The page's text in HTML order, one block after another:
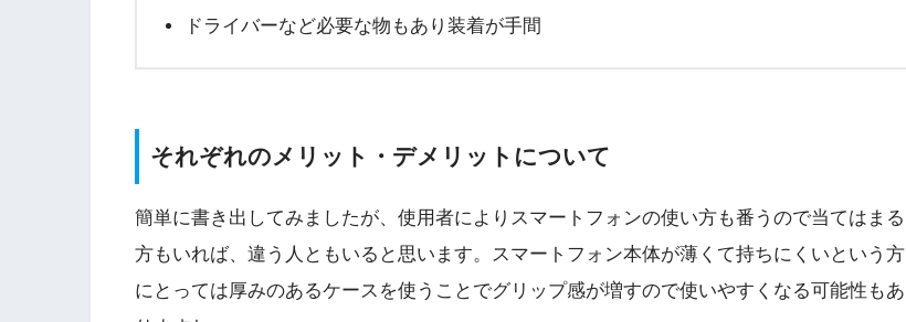
ドライバーなど必要な物もあり装着が手間
それぞれのメリット・デメリットについて
簡単に書き出してみましたが、使用者によりスマートフォンの使い方も番うので当てはまる
方もいれば、違う人ともいると思います。スマートフォン本体が薄くて持ちにくいという方
にとっては厚みのあるケースを使うことでグリップ感が増すので使いやすくなる可能性もあ